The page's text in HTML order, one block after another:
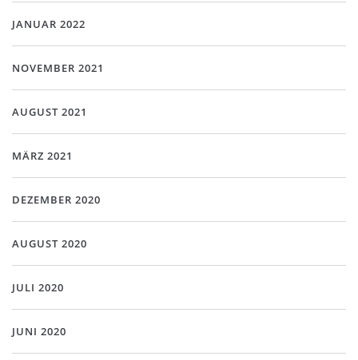
JANUAR 2022
NOVEMBER 2021
AUGUST 2021
MÄRZ 2021
DEZEMBER 2020
AUGUST 2020
JULI 2020
JUNI 2020